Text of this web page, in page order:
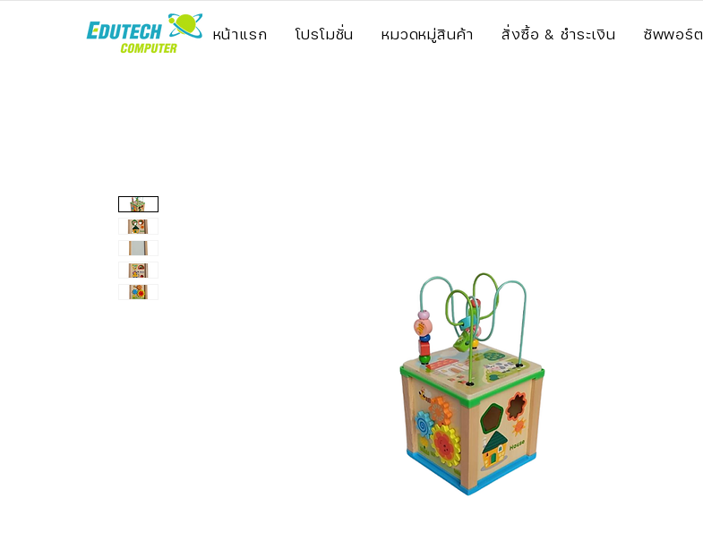
หน้าแรก โปรโมชั่น หมวดหมู่สินค้า สั่งซื้อ & ชำระเงิน ซัพพอร์ต